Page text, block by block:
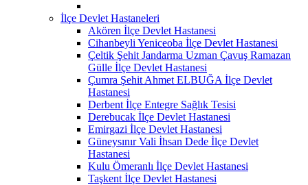
İlçe Devlet Hastaneleri
Akören İlçe Devlet Hastanesi
Cihanbeyli Yeniceoba İlçe Devlet Hastanesi
Çeltik Şehit Jandarma Uzman Çavuş Ramazan
Gülle İlçe Devlet Hastanesi
Çumra Şehit Ahmet ELBUĞA İlçe Devlet
Hastanesi
Derbent İlçe Entegre Sağlık Tesisi
Derebucak İlçe Devlet Hastanesi
Emirgazi İlçe Devlet Hastanesi
Güneysınır Vali İhsan Dede İlçe Devlet
Hastanesi
Kulu Ömeranlı İlçe Devlet Hastanesi
Taşkent İlçe Devlet Hastanesi